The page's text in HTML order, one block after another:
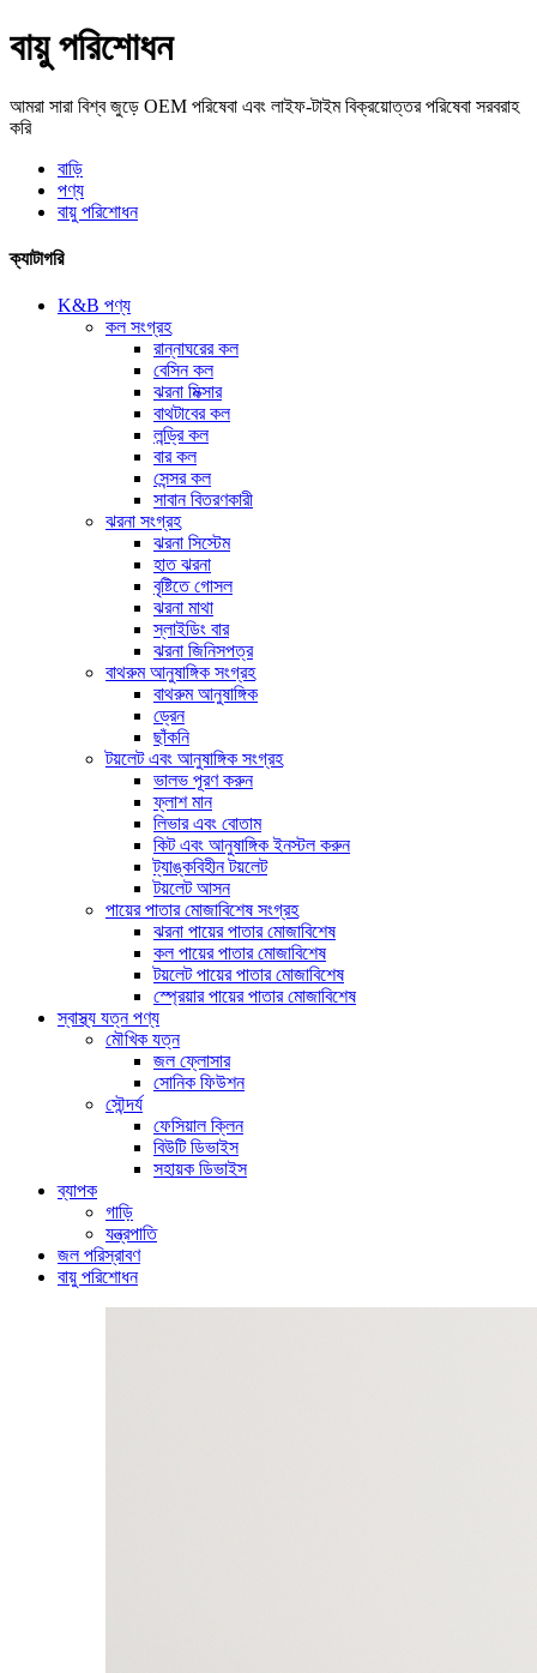
বায়ু পরিশোধন
আমরা সারা বিশ্ব জুড়ে OEM পরিষেবা এবং লাইফ-টাইম বিক্রয়োত্তর পরিষেবা সরবরাহ
করি
বাড়ি
পণ্য
বায়ু পরিশোধন
ক্যাটাগরি
K&B পণ্য
কল সংগ্রহ
রান্নাঘরের কল
বেসিন কল
ঝরনা মিক্সার
বাথটাবের কল
লন্ড্রি কল
বার কল
সেন্সর কল
সাবান বিতরণকারী
ঝরনা সংগ্রহ
ঝরনা সিস্টেম
হাত ঝরনা
বৃষ্টিতে গোসল
ঝরনা মাথা
স্লাইডিং বার
ঝরনা জিনিসপত্র
বাথরুম আনুষাঙ্গিক সংগ্রহ
বাথরুম আনুষাঙ্গিক
ড্রেন
ছাঁকনি
টয়লেট এবং আনুষাঙ্গিক সংগ্রহ
ভালভ পূরণ করুন
ফ্লাশ মান
লিভার এবং বোতাম
কিট এবং আনুষাঙ্গিক ইনস্টল করুন
ট্যাঙ্কবিহীন টয়লেট
টয়লেট আসন
পায়ের পাতার মোজাবিশেষ সংগ্রহ
ঝরনা পায়ের পাতার মোজাবিশেষ
কল পায়ের পাতার মোজাবিশেষ
টয়লেট পায়ের পাতার মোজাবিশেষ
স্প্রেয়ার পায়ের পাতার মোজাবিশেষ
স্বাস্থ্য যত্ন পণ্য
মৌখিক যত্ন
জল ফ্লোসার
সোনিক ফিউশন
সৌন্দর্য
ফেসিয়াল ক্লিন
বিউটি ডিভাইস
সহায়ক ডিভাইস
ব্যাপক
গাড়ি
যন্ত্রপাতি
জল পরিস্রাবণ
বায়ু পরিশোধন